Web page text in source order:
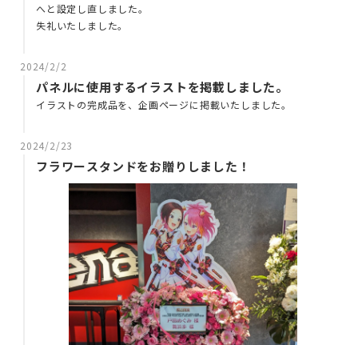
へと設定し直しました。
失礼いたしました。
2024/2/2
パネルに使用するイラストを掲載しました。
イラストの完成品を、企画ページに掲載いたしました。
2024/2/23
フラワースタンドをお贈りしました！